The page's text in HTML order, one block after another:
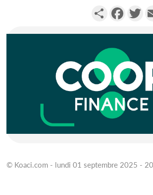
Partager
© Koaci.com - lundi 01 septembre 2025 -